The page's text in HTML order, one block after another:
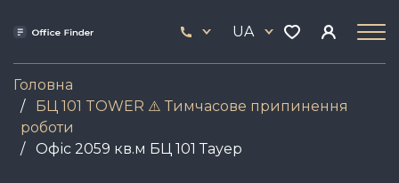
17
UA
Головна
БЦ 101 TOWER ⚠️ Тимчасове припинення
роботи
Офіс 2059 кв.м БЦ 101 Тауер